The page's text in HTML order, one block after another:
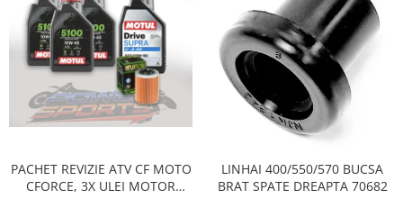
PACHET REVIZIE ATV CF MOTO
CFORCE, 3X ULEI MOTOR
LINHAI 400/550/570 BUCSA
BRAT SPATE DREAPTA 70682